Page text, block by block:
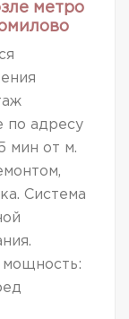
метро
по адресу
мин от м.
Система
мощность: